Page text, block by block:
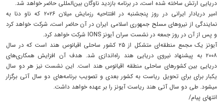
دریایی ارتش ساخته شده است، در برنامه بازدید ناوگان بین‌المللی حاضر خواهد شد.
امیر دریادار ایرانی در روز پنجشنبه در افتتاحیه رزمایش میلان ۲۰۲۶ که ناو دنا به
نمایندگی از نیروهای مسلح جمهوری اسلامی ایران در آن حاضر است، شرکت خواهد کرد
و پس از آن در روز جمعه در نشست سران آیونز IONS شرکت خواهد کرد.
آیونز یک مجمع منطقه‌ای متشکل از ۲۵ کشور ساحلی اقیانوس هند است که در سال
۲۰۰۸ به پیشنهاد نیروی دریایی هند راه‌اندازی شد. هدف آن افزایش همکاری‌های
دریایی بین کشورهای ساحلی منطقه اقیانوس هند است. این نشست نیز هر دو سال
یکبار برای برای تحویل ریاست به کشور بعدی و تصویب برنامه‌های دو سال آتی برگزار
میشود. طی دو سال آتی هند ریاست آیونز را بر عهده خواهد داشت.
انتهای پیام/